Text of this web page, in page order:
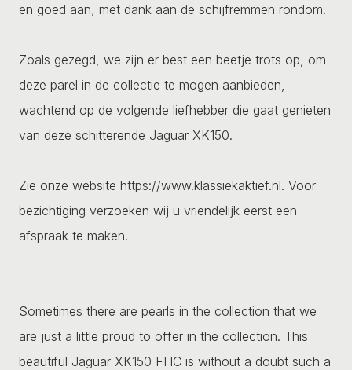
en goed aan, met dank aan de schijfremmen rondom.
Zoals gezegd, we zijn er best een beetje trots op, om
deze parel in de collectie te mogen aanbieden,
wachtend op de volgende liefhebber die gaat genieten
van deze schitterende Jaguar XK150.
Zie onze website https://www.klassiekaktief.nl. Voor
bezichtiging verzoeken wij u vriendelijk eerst een
afspraak te maken.
Sometimes there are pearls in the collection that we
are just a little proud to offer in the collection. This
beautiful Jaguar XK150 FHC is without a doubt such a